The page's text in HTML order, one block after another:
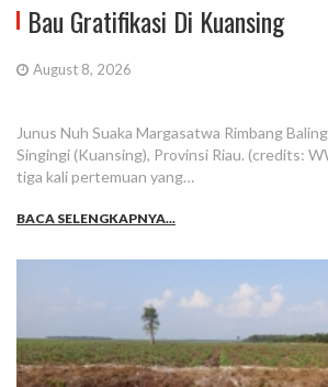
Bau Gratifikasi Di Kuansing
August 8, 2026
Junus Nuh Suaka Margasatwa Rimbang
Singingi (Kuansing), Provinsi Riau. (credits:
tiga kali pertemuan yang…
BACA SELENGKAPNYA...